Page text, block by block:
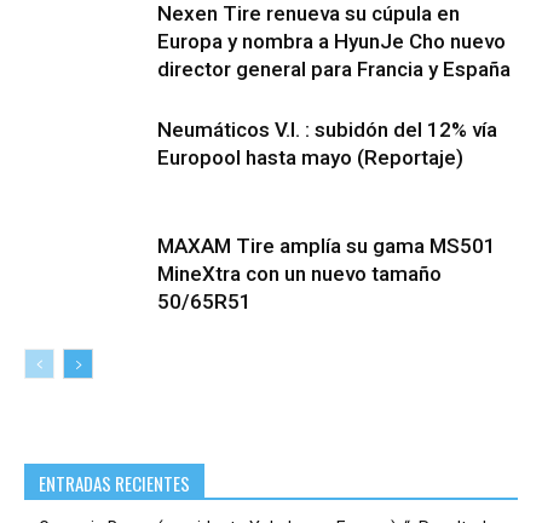
Nexen Tire renueva su cúpula en
Europa y nombra a HyunJe Cho nuevo
director general para Francia y España
Neumáticos V.I. : subidón del 12% vía
Europool hasta mayo (Reportaje)
MAXAM Tire amplía su gama MS501
MineXtra con un nuevo tamaño
50/65R51
ENTRADAS RECIENTES